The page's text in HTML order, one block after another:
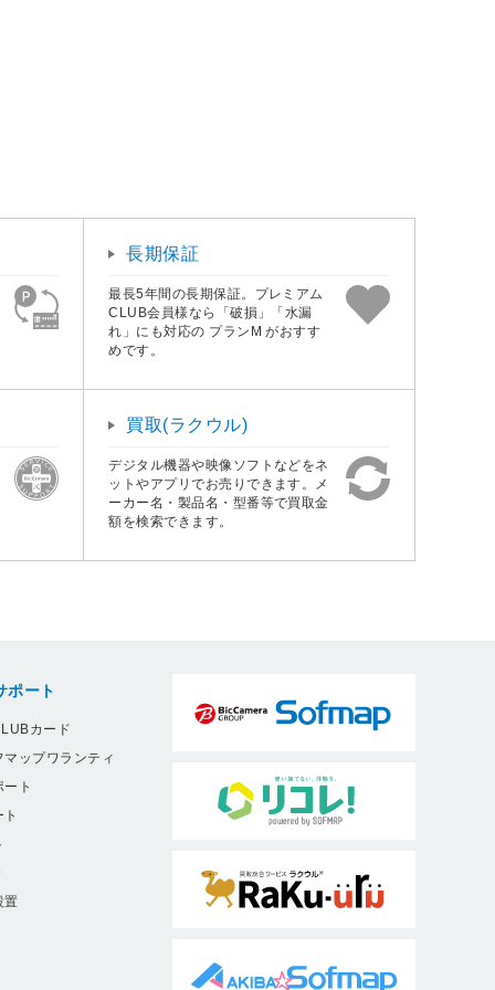
長期保証
最長5年間の長期保証。プレミアム
CLUB会員様なら「破損」「水漏
れ」にも対応の プランM がおすす
めです。
買取(ラクウル)
デジタル機器や映像ソフトなどをネ
ットやアプリでお売りできます。メ
ーカー名・製品名・型番等で買取金
額を検索できます。
ポート
カード
ップワランティ
ト
置